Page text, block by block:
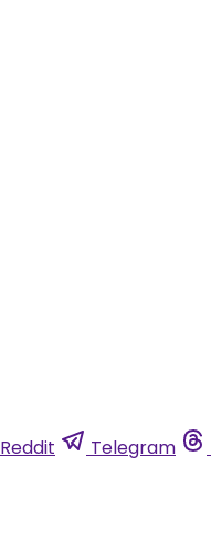
Reddit Telegram